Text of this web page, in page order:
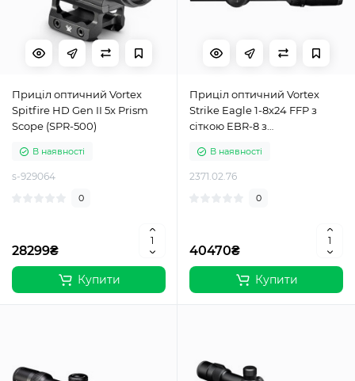
Приціл оптичний Vortex
Spitfire HD Gen II 5x Prism
Scope (SPR-500)
В наявності
s-929064
0
28299₴
Купити
Приціл оптичний Vortex
Strike Eagle 1-8x24 FFP з
сіткою EBR-8 з
В наявності
2371.02.76
0
40470₴
Купити